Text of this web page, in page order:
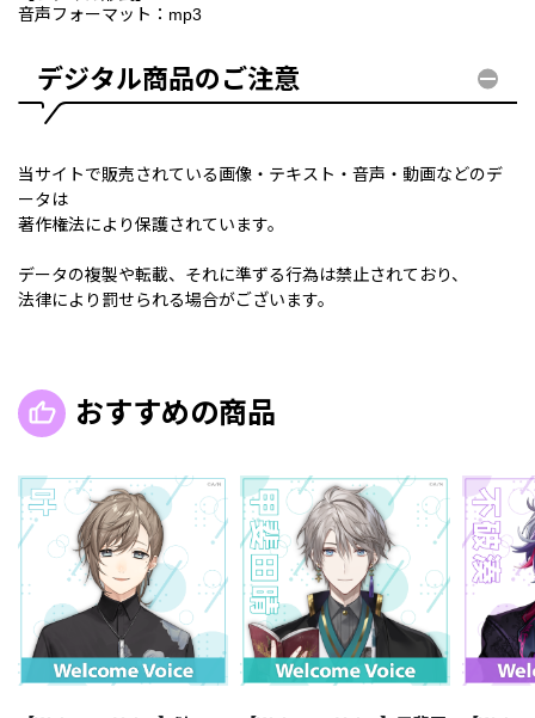
音声フォーマット：mp3
デジタル商品のご注意
当サイトで販売されている画像・テキスト・音声・動画などのデ
ータは
著作権法により保護されています。
データの複製や転載、それに準ずる行為は禁止されており、
法律により罰せられる場合がございます。
おすすめの商品